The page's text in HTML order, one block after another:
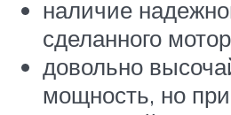
наличие
сделанного
довольно
мощность, но